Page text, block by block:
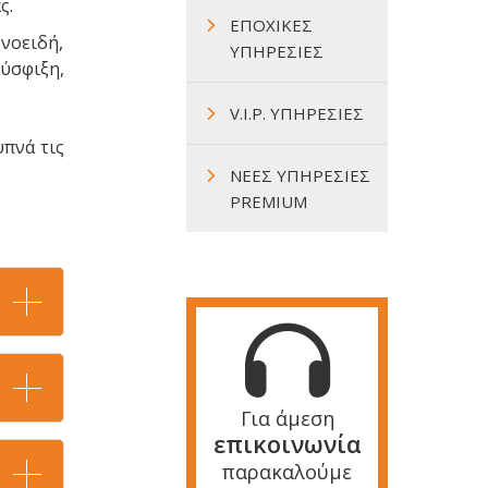
τις
ΕΠΟΧΙΚΕΣ
ΥΠΗΡΕΣΙΕΣ
V.I.P. ΥΠΗΡΕΣΙΕΣ
ΝΕΕΣ ΥΠΗΡΕΣΙΕΣ
PREMIUM
Για άμεση
επικοινωνία
παρακαλούμε